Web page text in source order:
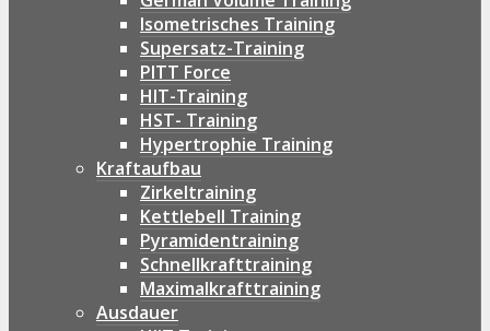
Isometrisches Training
Supersatz-Training
PITT Force
HIT-Training
HST- Training
Hypertrophie Training
Kraftaufbau
Zirkeltraining
Kettlebell Training
Pyramidentraining
Schnellkrafttraining
Maximalkrafttraining
Ausdauer